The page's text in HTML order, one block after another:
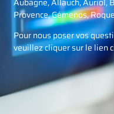
Provence, Gémenos,
Pour nous poser vos
veuillez cliquer sur le lien